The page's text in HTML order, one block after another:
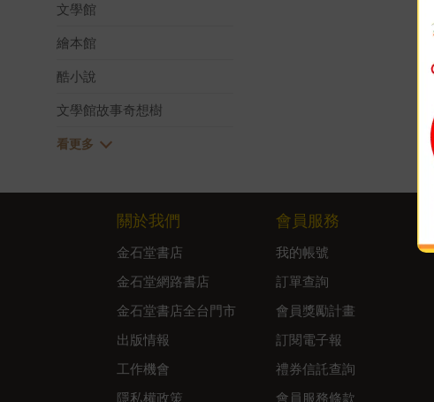
文學館
繪本館
酷小說
文學館故事奇想樹
關於我們
金石堂書店
金石堂網路書店
金石堂書店全台門市
出版情報
工作機會
隱私權政策
會員服務
我的帳號
訂單查詢
會員獎勵計畫
訂閱電子報
禮券信託查詢
會員服務條款